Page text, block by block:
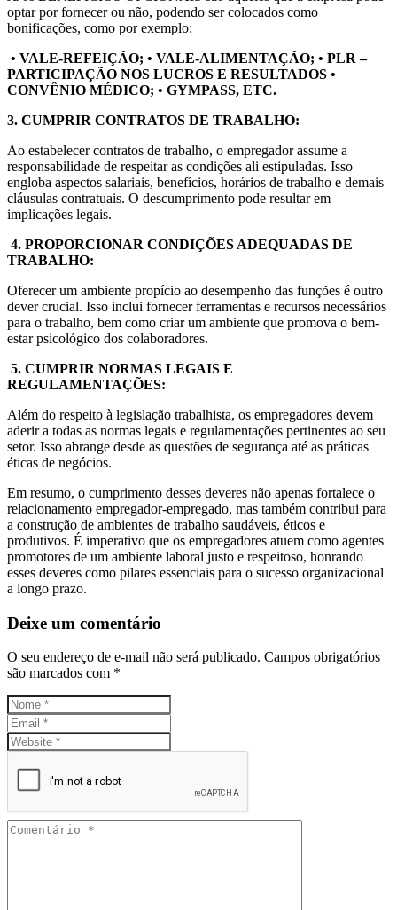
optar por fornecer ou não, podendo ser colocados como
bonificações, como por exemplo:
• VALE-REFEIÇÃO; • VALE-ALIMENTAÇÃO; • PLR –
PARTICIPAÇÃO NOS LUCROS E RESULTADOS •
CONVÊNIO MÉDICO; • GYMPASS, ETC.
3. CUMPRIR CONTRATOS DE TRABALHO:
Ao estabelecer contratos de trabalho, o empregador assume a
responsabilidade de respeitar as condições ali estipuladas. Isso
engloba aspectos salariais, benefícios, horários de trabalho e demais
cláusulas contratuais. O descumprimento pode resultar em
implicações legais.
4. PROPORCIONAR CONDIÇÕES ADEQUADAS DE
TRABALHO:
Oferecer um ambiente propício ao desempenho das funções é outro
dever crucial. Isso inclui fornecer ferramentas e recursos necessários
para o trabalho, bem como criar um ambiente que promova o bem-
estar psicológico dos colaboradores.
5. CUMPRIR NORMAS LEGAIS E
REGULAMENTAÇÕES:
Além do respeito à legislação trabalhista, os empregadores devem
aderir a todas as normas legais e regulamentações pertinentes ao seu
setor. Isso abrange desde as questões de segurança até as práticas
éticas de negócios.
Em resumo, o cumprimento desses deveres não apenas fortalece o
relacionamento empregador-empregado, mas também contribui para
a construção de ambientes de trabalho saudáveis, éticos e
produtivos. É imperativo que os empregadores atuem como agentes
promotores de um ambiente laboral justo e respeitoso, honrando
esses deveres como pilares essenciais para o sucesso organizacional
a longo prazo.
Deixe um comentário
O seu endereço de e-mail não será publicado. Campos obrigatórios
são marcados com *